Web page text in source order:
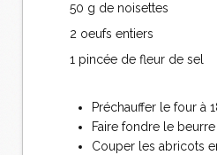
50 g de noisettes
2 oeufs entiers
1 pincée de fleur de sel
Préchauffer le four à
Faire fondre le
Couper les abricots